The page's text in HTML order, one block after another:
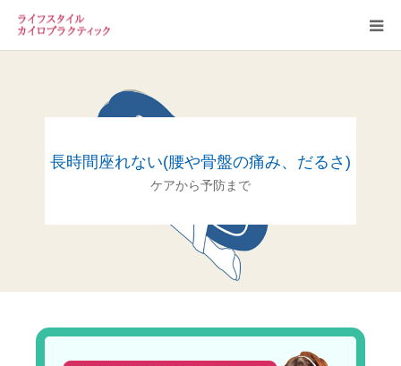
長時間座れない(腰や骨盤の痛み、だるさ)
ケアから予防まで
カイロプラクティックについて